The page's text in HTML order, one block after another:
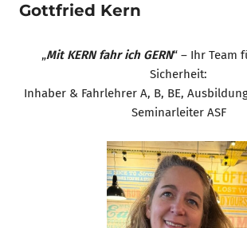
Gottfried Kern
„Mit KERN fahr ich GERN“ – Ihr Team
Sicherheit:
Inhaber & Fahrlehrer A, B, BE,
Seminarleiter ASF